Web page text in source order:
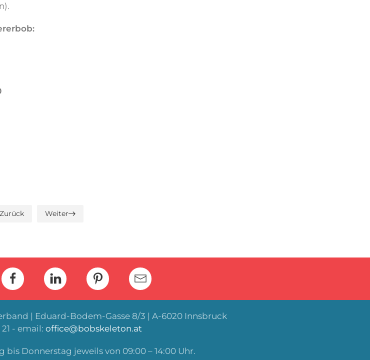
Zurück Weiter
| Eduard-Bodem-Gasse 8/3 | A-6020 Innsbruck
21 - email: office@bobskeleton.at
Donnerstag jeweils von 09:00 – 14:00 Uhr.